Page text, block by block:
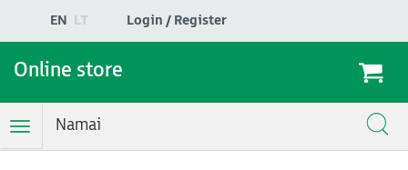
EN LT Login / Register
Online store
ToggleNamai